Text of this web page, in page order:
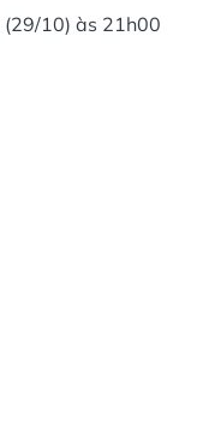
10) às 21h00